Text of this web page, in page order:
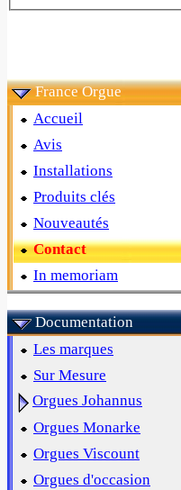
France Orgue
Accueil
Avis
Installations
Produits clés
Nouveautés
Contact
In memoriam
Documentation
Les marques
Sur Mesure
Orgues Johannus
Orgues Monarke
Orgues Viscount
Orgues d'occasion